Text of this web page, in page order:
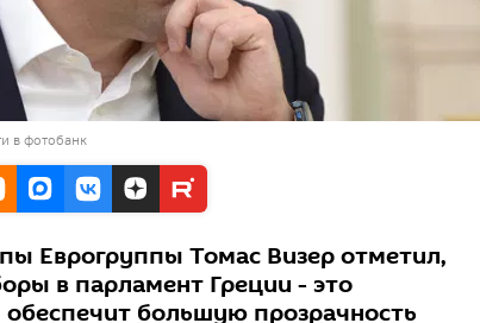
в фотобанк
Еврогруппы Томас Визер отметил,
в парламент Греции - это
большую прозрачность